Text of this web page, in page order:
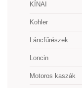
KÍNAI
Kohler
Láncfűrészek
Loncin
Motoros kaszák